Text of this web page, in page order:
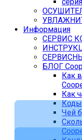
Информация
СЕРВИС
БЛОГ
Как
Как
Коды
Чей